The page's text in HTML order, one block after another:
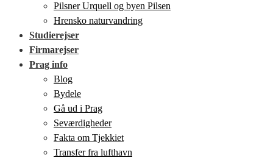
Pilsner Urquell og byen Pilsen
Hrensko naturvandring
Studierejser
Firmarejser
Prag info
Blog
Bydele
Gå ud i Prag
Seværdigheder
Fakta om Tjekkiet
Transfer fra lufthavn